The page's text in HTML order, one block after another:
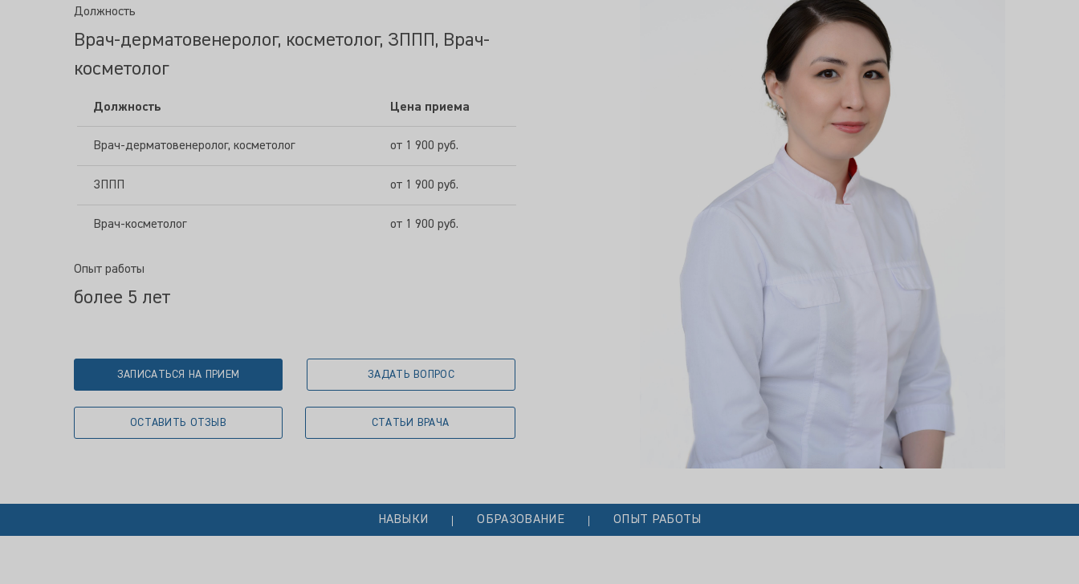
Должность
Врач-дерматовенеролог, косметолог, ЗППП, Врач-
косметолог
Должность Цена приема
Врач-дерматовенеролог, косметолог от 1 900 руб.
ЗППП от 1 900 руб.
Врач-косметолог от 1 900 руб.
Опыт работы
более 5 лет
ЗАПИСАТЬСЯ НА ПРИЕМ ЗАДАТЬ ВОПРОС
ОСТАВИТЬ ОТЗЫВ СТАТЬИ ВРАЧА
НАВЫКИ ОБРАЗОВАНИЕ ОПЫТ РАБОТЫ